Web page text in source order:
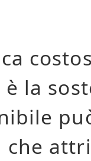
la
che